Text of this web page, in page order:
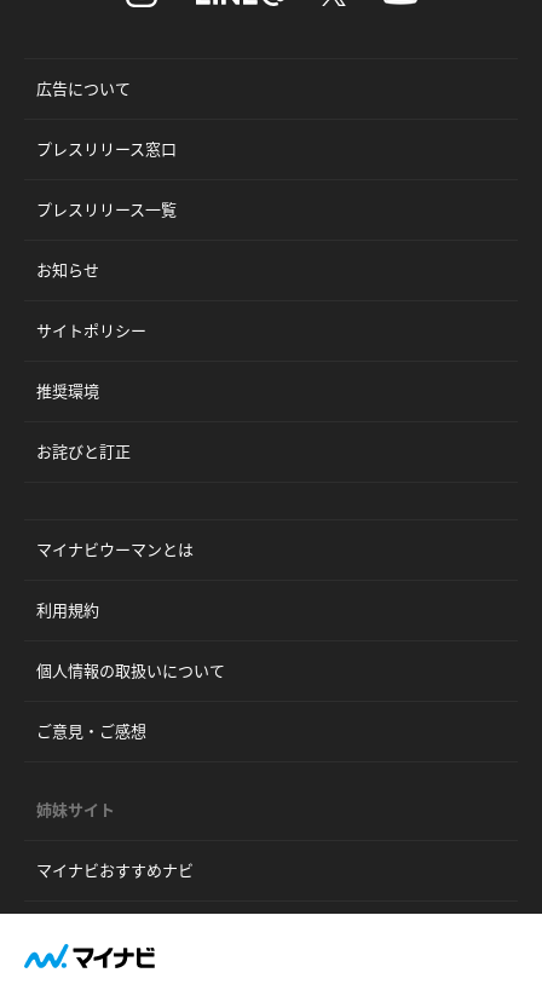
広告について
プレスリリース窓口
プレスリリース一覧
お知らせ
サイトポリシー
推奨環境
お詫びと訂正
マイナビウーマンとは
利用規約
個人情報の取扱いについて
ご意見・ご感想
姉妹サイト
マイナビおすすめナビ